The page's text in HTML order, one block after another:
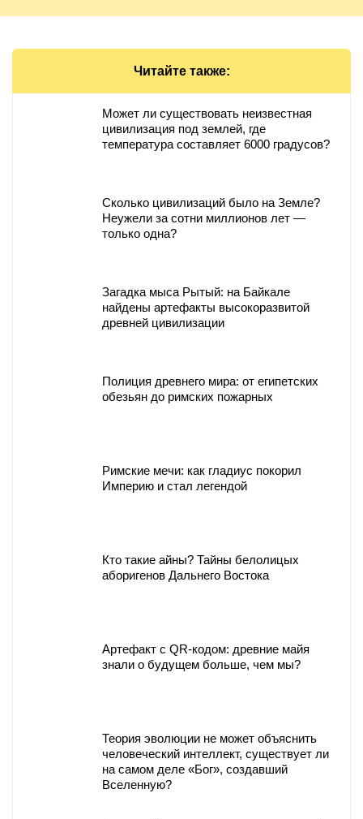
Читайте также:
Может ли существовать неизвестная
цивилизация под землей, где
температура составляет 6000 градусов?
Сколько цивилизаций было на Земле?
Неужели за сотни миллионов лет —
только одна?
Загадка мыса Рытый: на Байкале
найдены артефакты высокоразвитой
древней цивилизации
Полиция древнего мира: от египетских
обезьян до римских пожарных
Римские мечи: как гладиус покорил
Империю и стал легендой
Кто такие айны? Тайны белолицых
аборигенов Дальнего Востока
Артефакт с QR-кодом: древние майя
знали о будущем больше, чем мы?
Теория эволюции не может объяснить
человеческий интеллект, существует ли
на самом деле «Бог», создавший
Вселенную?